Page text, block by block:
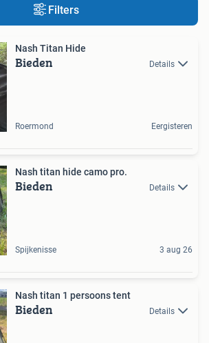
Filters
Nash Titan Hide
Bieden Details
Roermond Eergisteren
Nash titan hide camo pro.
Bieden Details
Spijkenisse 3 aug 26
Nash titan 1 persoons tent
Bieden Details